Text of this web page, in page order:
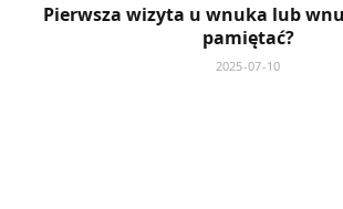
Pierwsza wizyta u wnuka lub
pamiętać?
2025-07-10